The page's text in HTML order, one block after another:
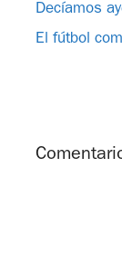
Decíamos
El fútbol